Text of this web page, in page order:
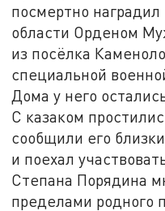
посмертно наградил
области Орденом
из посёлка
специальной
Дома у него
С казаком
сообщили его
и поехал
Степана Порядина
пределами родного